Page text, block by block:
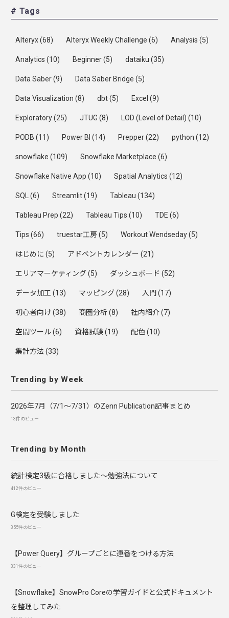
# Tags
Alteryx(68) Alteryx Weekly Challenge (6) Analysis (5)
Analytics (10) Beginner(5) dataiku (35)
Data Saber(9) Data Saber Bridge (5)
Data Visualization (8) dbt(5) Excel (9)
Exploratory(25) JTUG (8) LOD (Level of Detail) (10)
PODB (11) Power BI (14) Prepper(22) python (12)
snowflake (109) Snowflake Marketplace (6)
Snowflake Native App (10) Spatial Analytics (12)
SQL (6) Streamlit(19) Tableau (134)
Tableau Prep (22) Tableau Tips (10) TDE (6)
Tips (66) truestar工房(5) Workout Wendseday(5)
はじめに (5) アドベントカレンダー (21)
エリアマーケティング(5) ダッシュボード (52)
データ加工 (13) マッピング(28) 入門 (17)
初心者向け(38) 商圏分析(8) 社内紹介(7)
空間ツール(6) 資格試験(19) 配色(10)
集計方法 (33)
Trending by Week
2026年7月（7/1〜7/31）のZenn Publication記事まとめ
13件のビュー
Trending by Month
統計検定3級に合格しました～勉強法について
412件のビュー
G検定を受験しました
355件のビュー
【Power Query】グループごとに連番をつける方法
331件のビュー
【Snowflake】SnowPro Coreの学習ガイドと公式ドキュメント
を整理してみた